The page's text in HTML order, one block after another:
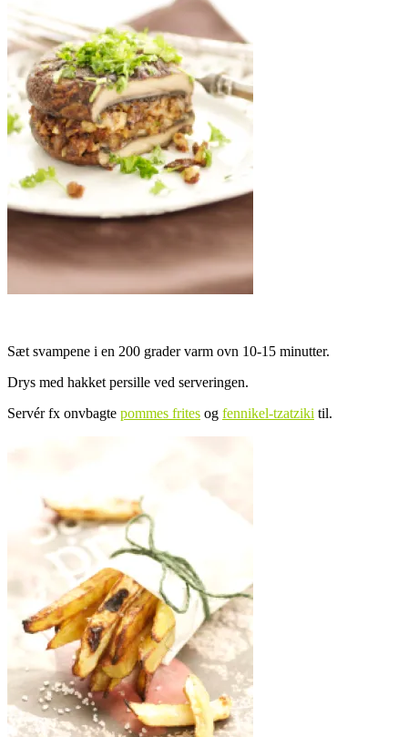
Sæt svampene i en 200 grader varm ovn 10-15 minutter.
Drys med hakket persille ved serveringen.
Servér fx onvbagte pommes frites og fennikel-tzatziki til.